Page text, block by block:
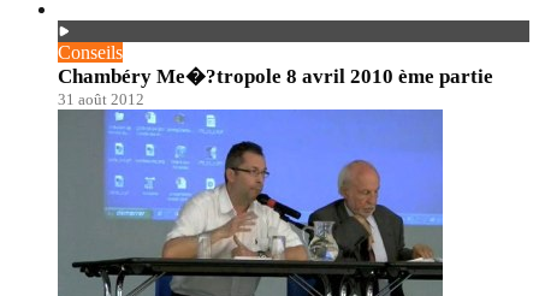
Conseils
Chambéry Me�?tropole 8 avril 2010 ème partie
31 août 2012